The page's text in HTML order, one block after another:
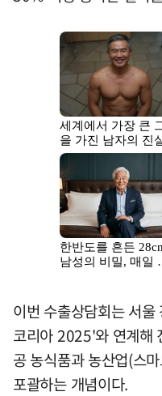
이번 수출상담회는 서
코리아 2025'와 연계해
공 농식품과 농산업(스
포괄하는 개념이다.